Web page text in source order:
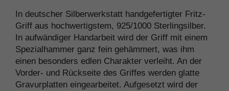
In deutscher Silberwerkstatt handgefertigter Fritz-
Griff aus hochwertigstem, 925/1000 Sterlingsilber.
In aufwändiger Handarbeit wird der Griff mit einem
Spezialhammer ganz fein gehämmert, was ihm
einen besonders edlen Charakter verleiht. An der
Vorder- und Rückseite des Griffes werden glatte
Gravurplatten eingearbeitet. Aufgesetzt wird der